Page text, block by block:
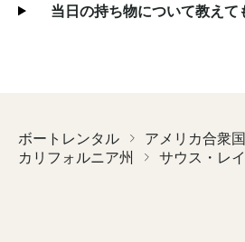
当日の持ち物について教えて
ボートレンタル
アメリカ合衆国
カリフォルニア州
サウス・レ